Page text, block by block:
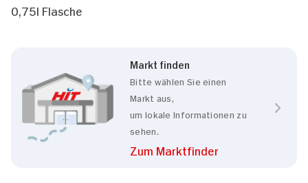
0,75l Flasche
Markt finden
Bitte wählen Sie einen
Markt aus,
um lokale Informationen zu
sehen.
Zum Marktfinder